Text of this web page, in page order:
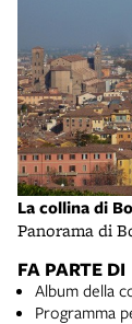
La collina di
Panorama di
FA PARTE DI
Album della
Programma